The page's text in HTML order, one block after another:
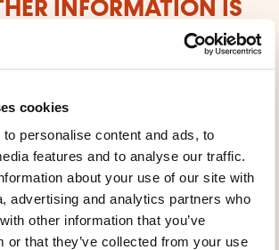
cookies
personalise content and ads, to
features and to analyse our traffic.
about your use of our site with
advertising and analytics partners who
other information that you’ve
or that they’ve collected from your use
INFORMATION IS
KNOW?
n'y a ni vestiaires ni douches sur